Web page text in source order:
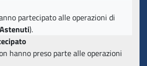
partecipato alle operazioni di
Astenuti).
hanno preso parte alle operazioni